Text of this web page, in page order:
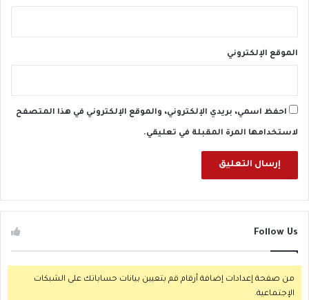
الموقع الإلكتروني
احفظ اسمي، بريدي الإلكتروني، والموقع الإلكتروني في هذا المتصفح
لاستخدامها المرة المقبلة في تعليقي.
Follow Us
من صفحة إعدادات إضافة أرقام قم بتعيين بيانات حساباتك على الشبكات
الإجتماعية.